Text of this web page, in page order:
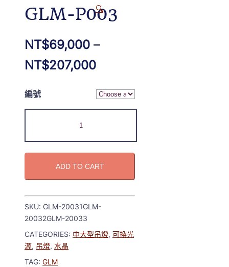
🔍
GLM-P003
NT$69,000 –
NT$207,000
編號
ADD TO CART
SKU: GLM-20031GLM-
20032GLM-20033
CATEGORIES: 中大型吊燈, 可換光
源, 吊燈, 水晶
TAG: GLM